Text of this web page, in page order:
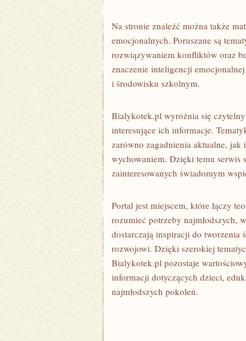
Na stronie znaleźć można także
emocjonalnych. Poruszane są
rozwiązywaniem konfliktów oraz
znaczenie inteligencji
i środowisku szkolnym.
Bialykotek.pl wyróżnia się
interesujące ich informacje.
zarówno zagadnienia aktualne, jak
wychowaniem. Dzięki temu serwis
zainteresowanych świadomym
Portal jest miejscem, które łączy
rozumieć potrzeby najmłodszych,
dostarczają inspiracji do tworzenia
rozwojowi. Dzięki szerokiej
Bialykotek.pl pozostaje
informacji dotyczących dzieci,
najmłodszych pokoleń.